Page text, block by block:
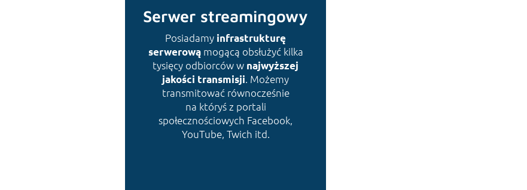
Serwer streamingowy
Posiadamy infrastrukturę
serwerowąmogącą obsłużyć kilka
tysięcy odbiorców w najwyższej
jakości transmisji. Możemy
transmitować równocześnie
na któryś z portali
społecznościowych Facebook,
YouTube, Twich itd.